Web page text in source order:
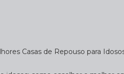
Casas de Repouso para